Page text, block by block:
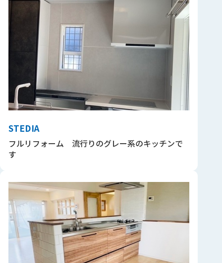
STEDIA
フルリフォーム 流行りのグレー系のキッチンで
す